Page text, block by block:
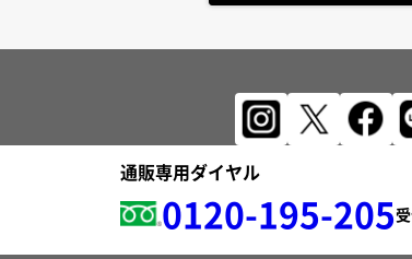
通販専用ダイヤル
0120-195-205